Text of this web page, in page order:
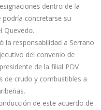
dentro de la
concretarse su
Quevedo.
la responsabilidad a Serrano
del convenio de
de la filial PDV
de crudo y combustibles a
de este acuerdo de